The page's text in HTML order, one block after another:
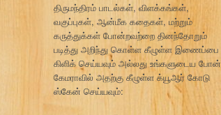
திருமந்திரம் பாடல்கள், விளக்கங்கள்,
வகுப்புகள், ஆன்மீக கதைகள், மற்றும்
கருத்துக்கள் போன்றவற்றை தினந்தோறும்
படித்து அறிந்து கொள்ள கீழுள்ள இணைப்பை
கிளிக் செய்யவும் அல்லது உங்களுடைய போன்
கேமராவில் அதற்கு கீழுள்ள க்யூஆர் கோடு
ஸ்கேன் செய்யவும்: